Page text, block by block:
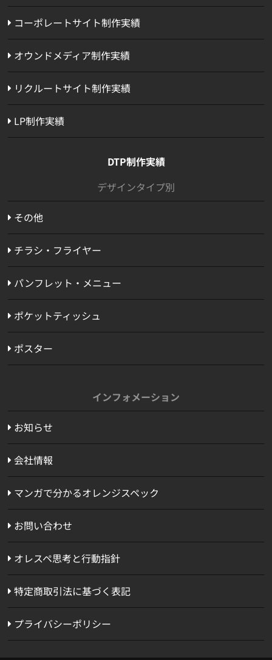
コーポレートサイト制作実績
オウンドメディア制作実績
リクルートサイト制作実績
LP制作実績
DTP制作実績
デザインタイプ別
その他
チラシ・フライヤー
パンフレット・メニュー
ポケットティッシュ
ポスター
インフォメーション
お知らせ
会社情報
マンガで分かるオレンジスペック
お問い合わせ
オレスペ思考と行動指針
特定商取引法に基づく表記
プライバシーポリシー